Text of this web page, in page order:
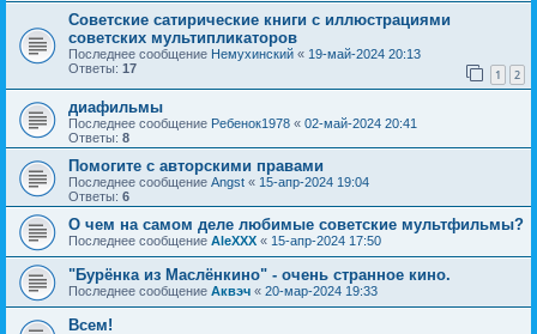
Советские сатирические книги с иллюстрациями
советских мультипликаторов
Последнее сообщение Немухинский « 19-май-2024 20:13
Ответы: 17 1 2
диафильмы
Последнее сообщение Ребенок1978 « 02-май-2024 20:41
Ответы: 8
Помогите с авторскими правами
Последнее сообщение Angst « 15-апр-2024 19:04
Ответы: 6
О чем на самом деле любимые советские мультфильмы?
Последнее сообщение AleXXX « 15-апр-2024 17:50
"Бурёнка из Маслёнкино" - очень странное кино.
Последнее сообщение Аквэч « 20-мар-2024 19:33
Всем!